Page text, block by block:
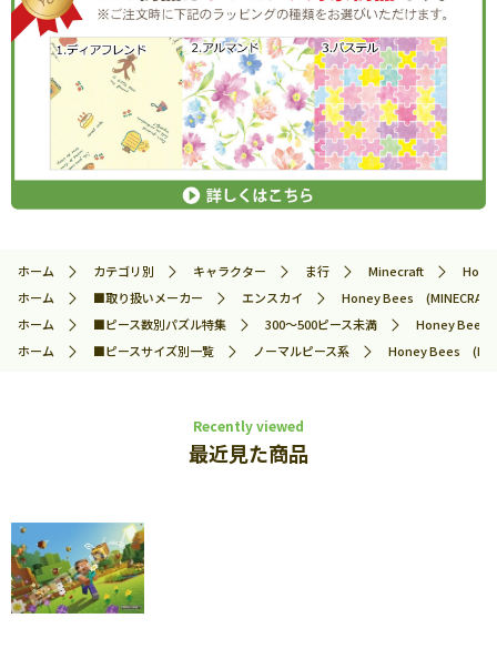
ホーム カテゴリ別 キャラクター ま行 Minecraft
ホーム
■取り扱いメーカー エンスカイ
Honey Bees
ホーム
■ピース数別パズル特集 300～500ピース未満
Honey Bees
ホーム
■ピースサイズ別一覧 ノーマルピース系 Honey Bees
Recently viewed
最近見た商品